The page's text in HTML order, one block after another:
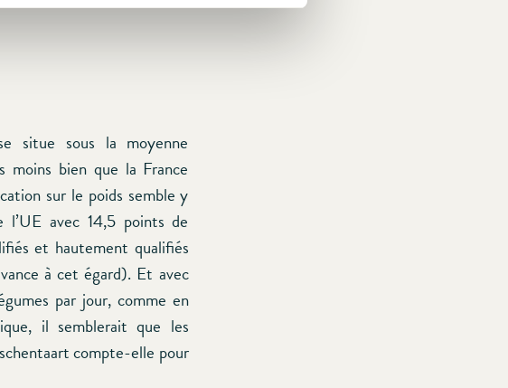
situe sous la moyenne
moins bien que la France
sur le poids semble y
avec 14,5 points de
et hautement qualifiés
à cet égard). Et avec
par jour, comme en
il semblerait que les
compte-elle pour